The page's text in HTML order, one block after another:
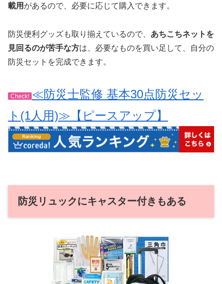
載用 があるので、必要に応じて購入できます。
防災便利グッズも取り揃えているので、 あちこちネットを
見回るのが苦手な方は、必要なものを買い足して、自分の
防災セットを完成できます。
Check! ≪防災士監修 基本30点防災セッ
ト(1人用)≫【ピースアップ】
防災リュックにキャスター付きもある